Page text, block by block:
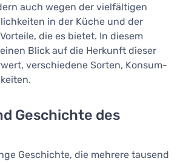
auch wegen der vielfältigen
in der Küche und der
die es bietet. In diesem
Blick auf die Herkunft dieser
verschiedene Sorten, Konsum-
Geschichte des
Geschichte, die mehrere tausend